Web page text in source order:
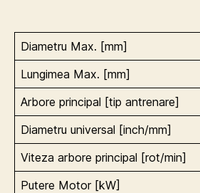
Diametru Max. [mm]
Lungimea Max. [mm]
Arbore principal [tip antrenare]
Diametru universal [inch/mm]
Viteza arbore principal [rot/min]
Putere Motor [kW]